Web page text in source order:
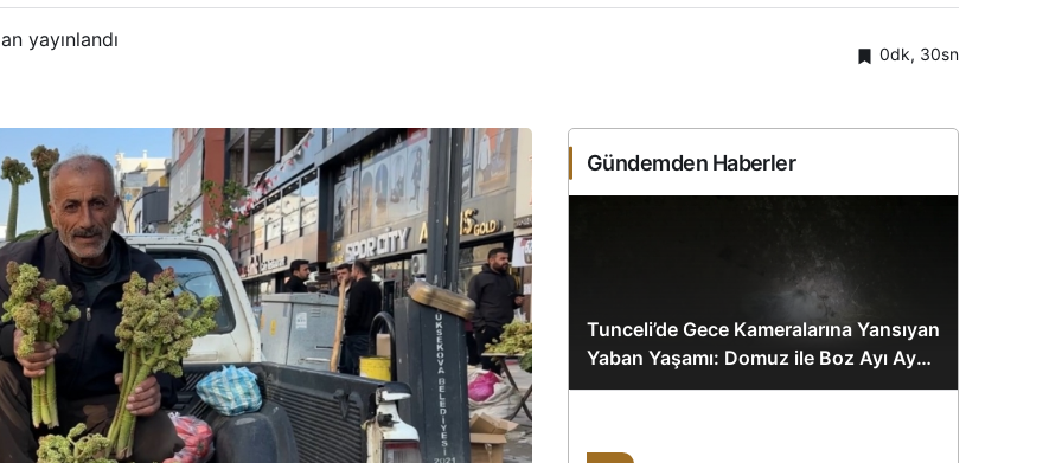
yayınlandı
0dk, 30sn
Gündemden Haberler
Tunceli’de Gece Kameralarına Yansıyan
Yaban Yaşamı: Domuz ile Boz Ayı Aynı
Karede